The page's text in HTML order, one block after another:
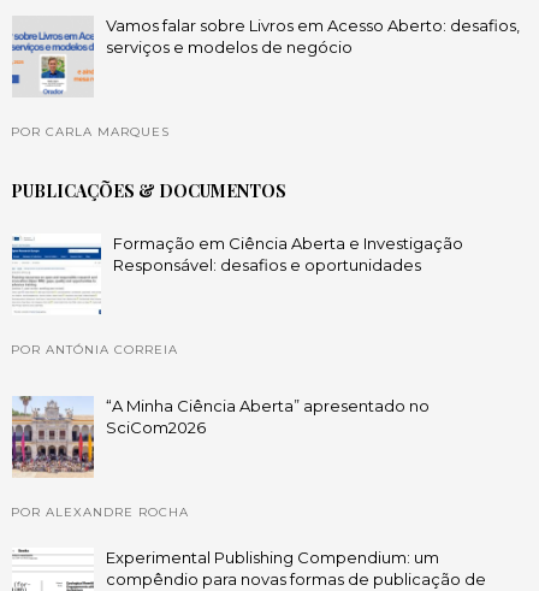
Vamos falar sobre Livros em Acesso Aberto: desafios,
serviços e modelos de negócio
POR CARLA MARQUES
PUBLICAÇÕES & DOCUMENTOS
Formação em Ciência Aberta e Investigação
Responsável: desafios e oportunidades
POR ANTÓNIA CORREIA
“A Minha Ciência Aberta” apresentado no
SciCom2026
POR ALEXANDRE ROCHA
Experimental Publishing Compendium: um
compêndio para novas formas de publicação de